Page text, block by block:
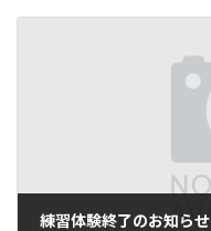
練習体験終了のお知らせ